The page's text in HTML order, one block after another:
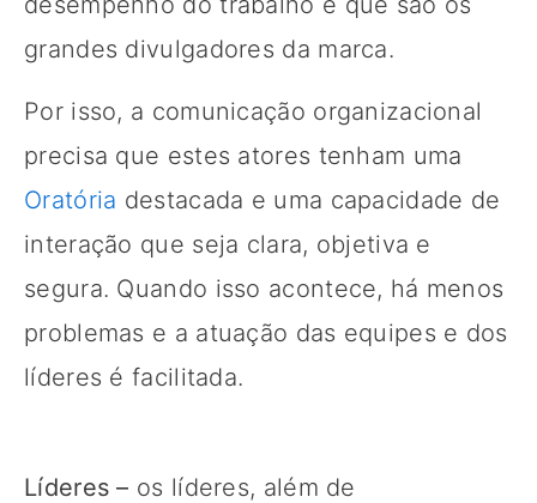
grandes divulgadores da marca.
Por isso, a comunicação organizacional
precisa que estes atores tenham uma
Oratória destacada e uma capacidade de
interação que seja clara, objetiva e
segura. Quando isso acontece, há menos
problemas e a atuação das equipes e dos
líderes é facilitada.
Líderes – os líderes, além de